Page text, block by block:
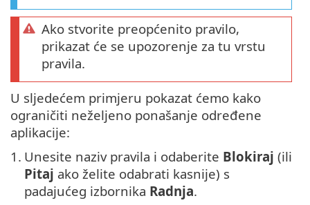
Ako stvorite preopćenito pravilo,
prikazat će se upozorenje za tu vrstu
pravila.
U sljedećem primjeru pokazat ćemo kako
ograničiti neželjeno ponašanje određene
aplikacije:
1. Unesite naziv pravila i odaberite Blokiraj (ili
Pitaj ako želite odabrati kasnije) s
padajućeg izbornika Radnja.